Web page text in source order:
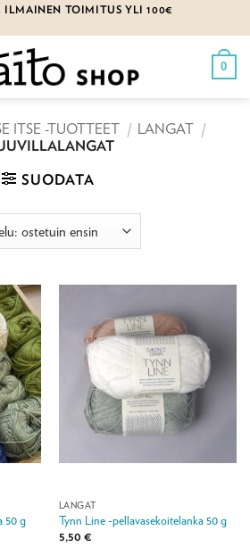
ILMAINEN TOIMITUS YLI 100€
0
ITSE -TUOTTEET / LANGAT /
SUODATA
50 g
LANGAT
Tynn Line -pellavasekoitelanka 50 g
5,50 €